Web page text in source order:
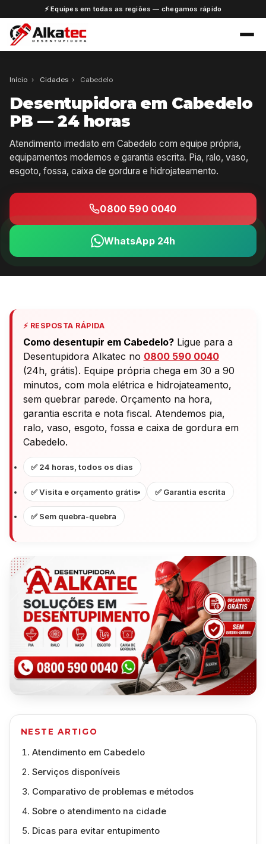
⚡ Equipes em todas as regiões — chegamos rápido
Início › Cidades › Cabedelo
Desentupidora em Cabedelo
PB — 24 horas
Atendimento imediato em Cabedelo com equipe própria,
equipamentos modernos e garantia escrita. Pia, ralo, vaso,
esgoto, fossa, caixa de gordura e hidrojateamento.
0800 590 0040
WhatsApp 24h
⚡ RESPOSTA RÁPIDA
Como desentupir em Cabedelo?Ligue para a
Desentupidora Alkatec no 0800 590 0040
(24h, grátis). Equipe própria chega em 30 a 90
minutos, com mola elétrica e hidrojateamento,
sem quebrar parede. Orçamento na hora,
garantia escrita e nota fiscal. Atendemos pia,
ralo, vaso, esgoto, fossa e caixa de gordura em
Cabedelo.
✅ 24 horas, todos os dias
✅ Visita e orçamento grátis ✅ Garantia escrita
✅ Sem quebra-quebra
NESTE ARTIGO
Atendimento em Cabedelo
Serviços disponíveis
Comparativo de problemas e métodos
Sobre o atendimento na cidade
Dicas para evitar entupimento